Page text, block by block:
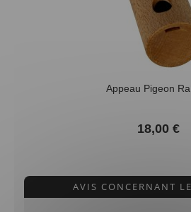
Appeau Pigeon
18,00 €
AVIS CONCERNANT